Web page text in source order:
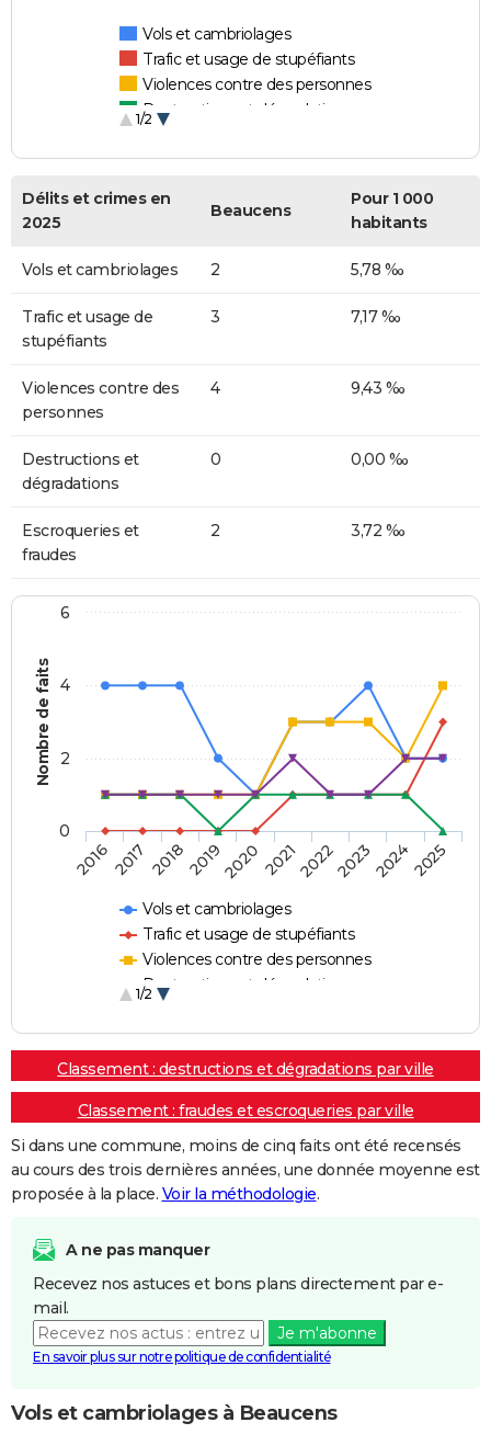
Vols et cambriolages
Trafic et usage de stupéfiants
Violences contre des personnes
Destructions et dégradations
1/2
Délits et crimes en
2025
Beaucens
Pour 1 000
habitants
Vols et cambriolages 2 5,78 ‰
Trafic et usage de
stupéfiants
3 7,17 ‰
Violences contre des
personnes
4 9,43 ‰
Destructions et
dégradations
0 0,00 ‰
Escroqueries et
fraudes
2 3,72 ‰
Nombre de faits
Vols et cambriolages
Trafic et usage de stupéfiants
Violences contre des personnes
Destructions et dégradations
1/2
20162017 20182019202020212022202320242025
0
2
4
6
Classement : destructions et dégradations par ville
Classement : fraudes et escroqueries par ville
Si dans une commune, moins de cinq faits ont été recensés
au cours des trois dernières années, une donnée moyenne est
proposée à la place. Voir la méthodologie.
A ne pas manquer
Recevez nos astuces et bons plans directement par e-
mail.
Je m'abonne
En savoir plus sur notre politique de confidentialité
Vols et cambriolages à Beaucens